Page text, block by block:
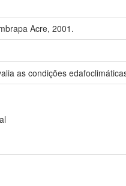
Acre, 2001.
as condições